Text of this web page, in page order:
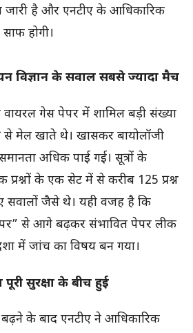
जारी है और एनटीए के आधिकारिक
होगी।
विज्ञान के सवाल सबसे ज्यादा मैच
गेस पेपर में शामिल बड़ी संख्या
से मेल खाते थे। खासकर बायोलॉजी
अधिक पाई गई। सूत्रों के
के एक सेट में से करीब 125 प्रश्न
सवालों जैसे थे। यही वजह है कि
से आगे बढ़कर संभावित पेपर लीक
में जांच का विषय बन गया।
पूरी सुरक्षा के बीच हुई
बढ़ने के बाद एनटीए ने आधिकारिक